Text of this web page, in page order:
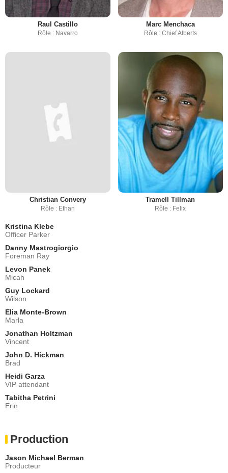
Raul Castillo
Rôle : Navarro
Marc Menchaca
Rôle : Chief Alberts
Christian Convery
Rôle : Ethan
Tramell Tillman
Rôle : Felix
Kristina Klebe
Officer Parker
Danny Mastrogiorgio
Foreman Ray
Levon Panek
Micah
Guy Lockard
Wilson
Elia Monte-Brown
Marla
Jonathan Holtzman
Vincent
John D. Hickman
Brad
Heidi Garza
VIP attendant
Tabitha Petrini
Erin
Production
Jason Michael Berman
Producteur